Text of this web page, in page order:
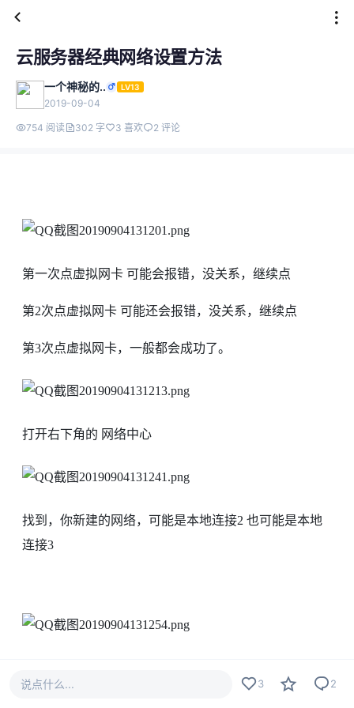
云服务器经典网络设置方法
一个神秘的.. LV13
2019-09-04
754 阅读 302 字 3 喜欢 2 评论
第一次点虚拟网卡 可能会报错，没关系，继续点
第2次点虚拟网卡 可能还会报错，没关系，继续点
第3次点虚拟网卡，一般都会成功了。
打开右下角的 网络中心
找到，你新建的网络，可能是本地连接2 也可能是本地
连接3
说点什么... 3 2